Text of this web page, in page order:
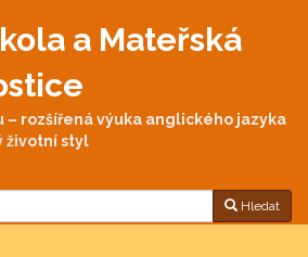
a Mateřská
– rozšířená výuka anglického jazyka
životní styl
Hledat